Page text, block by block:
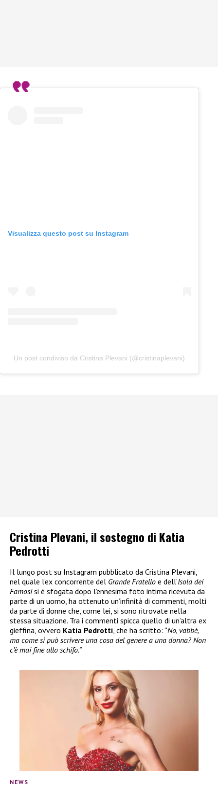
Visualizza questo post su Instagram
Un post condiviso da Cristina Plevani (@cristinaplevani)
Cristina Plevani, il sostegno di Katia
Pedrotti
Il lungo post su Instagram pubblicato da Cristina Plevani,
nel quale l’ex concorrente del Grande Fratello e dell’Isola dei
Famosisi è sfogata dopo l’ennesima foto intima ricevuta da
parte di un uomo, ha ottenuto un’infinità di commenti, molti
da parte di donne che, come lei, si sono ritrovate nella
stessa situazione. Tra i commenti spicca quello di un’altra ex
gieffina, ovvero Katia Pedrotti , che ha scritto: “No, vabbè,
ma come si può scrivere una cosa del genere a una donna? Non
c’è mai fine allo schifo.”
NEWS